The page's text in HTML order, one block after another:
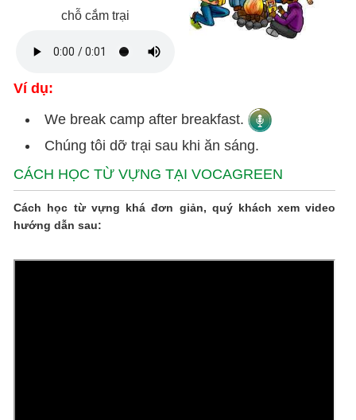
chỗ cắm trại
Ví dụ:
We break camp after breakfast.
Chúng tôi dỡ trại sau khi ăn sáng.
CÁCH HỌC TỪ VỰNG TẠI VOCAGREEN
Cách học từ vựng khá đơn giản, quý khách xem video
hướng dẫn sau: